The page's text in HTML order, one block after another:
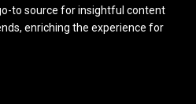
to source for insightful content
enriching the experience for